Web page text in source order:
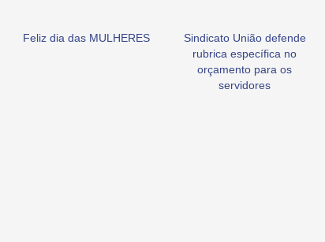
Feliz dia das MULHERES
Sindicato União defende
rubrica específica no
orçamento para os
servidores